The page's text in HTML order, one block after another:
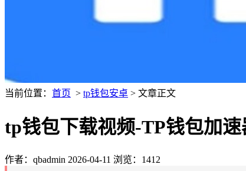
当前位置： 首页 > tp钱包安卓 > 文章正文
tp钱包下载视频-TP钱包加
作者：qbadmin 2026-04-11 浏览：1412